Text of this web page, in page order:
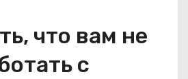
что вам не
с